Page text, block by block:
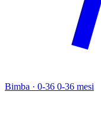
Bimba · 0-36 0-36 mesi